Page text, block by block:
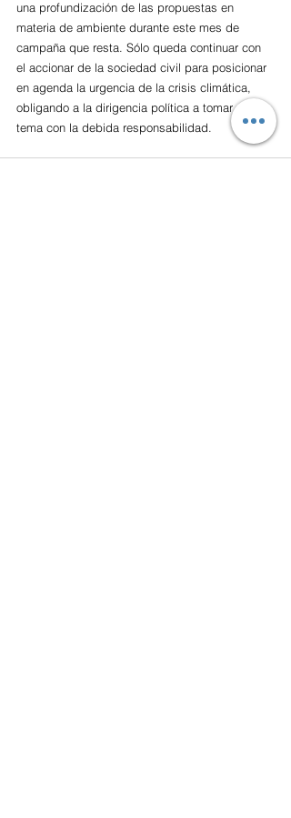
una profundización de las propuestas en
materia de ambiente durante este mes de
campaña que resta. Sólo queda continuar con
el accionar de la sociedad civil para posicionar
en agenda la urgencia de la crisis climática,
obligando a la dirigencia política a tomar el
tema con la debida responsabilidad.